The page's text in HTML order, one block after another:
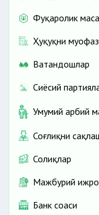
Фуқаролик
Ҳуқуқни
Ватандошлар
Сиёсий
Умумий ҳарбий
Соғлиқни
Солиқлар
Мажбурий ижро
Банк соҳаси